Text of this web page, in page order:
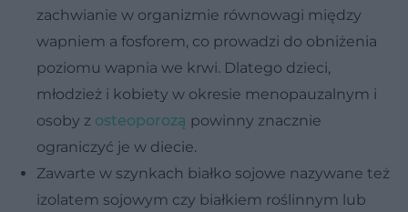
zachwianie w organizmie równowagi między
wapniem a fosforem, co prowadzi do obniżenia
poziomu wapnia we krwi. Dlatego dzieci,
młodzież i kobiety w okresie menopauzalnym i
osoby z osteoporozą powinny znacznie
ograniczyć je w diecie.
Zawarte w szynkach białko sojowe nazywane też
izolatem sojowym czy białkiem roślinnym lub